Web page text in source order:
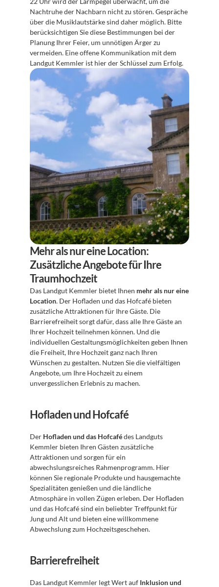
Nachtruhe der Nachbarn nicht zu stören. Gespräche
über die Musiklautstärke sind daher möglich. Bitte
berücksichtigen Sie diese Bestimmungen bei der
Planung Ihrer Feier, um unnötigen Ärger zu
vermeiden. Eine offene Kommunikation mit dem
Landgut Kemmler ist hier der Schlüssel zum Erfolg.
Mehr als nur eine Location:
Zusätzliche Angebote für Ihre
Traumhochzeit
Das Landgut Kemmler bietet Ihnen mehr als nur eine
Location. Der Hofladen und das Hofcafé bieten
zusätzliche Attraktionen für Ihre Gäste. Die
Barrierefreiheit sorgt dafür, dass alle Ihre Gäste an
Ihrer Hochzeit teilnehmen können. Und die
individuellen Gestaltungsmöglichkeiten geben Ihnen
die Freiheit, Ihre Hochzeit ganz nach Ihren
Wünschen zu gestalten. Nutzen Sie die vielfältigen
Angebote, um Ihre Hochzeit zu einem
unvergesslichen Erlebnis zu machen.
Hofladen und Hofcafé
Der Hofladen und das Hofcafé des Landguts
Kemmler bieten Ihren Gästen zusätzliche
Attraktionen und sorgen für ein
abwechslungsreiches Rahmenprogramm. Hier
können Sie regionale Produkte und hausgemachte
Spezialitäten genießen und die ländliche
Atmosphäre in vollen Zügen erleben. Der Hofladen
und das Hofcafé sind ein beliebter Treffpunkt für
Jung und Alt und bieten eine willkommene
Abwechslung zum Hochzeitsgeschehen.
Barrierefreiheit
Das Landgut Kemmler legt Wert auf Inklusion und